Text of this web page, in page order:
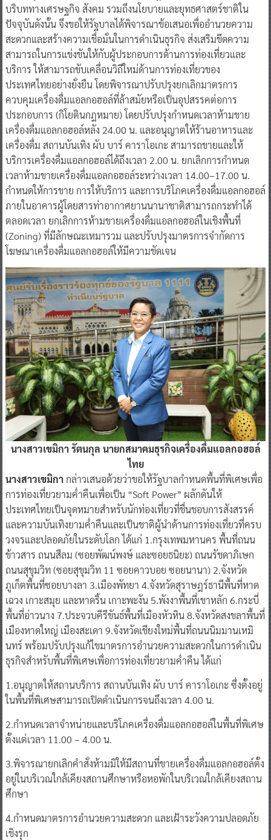
บริบททางเศรษฐกิจ สังคม รวมถึงนโยบายและยุทธศาสตร์ชาติใน
ปัจจุบันดังนั้น จึงขอให้รัฐบาลได้พิจารณาข้อเสนอเพื่ออำนวยความ
สะดวกและสร้างความเชื่อมั่นในการดำเนินธุรกิจ ส่งเสริมขีดความ
สามารถในการแข่งขันให้กับผู้ประกอบการด้านการท่องเที่ยวและ
บริการ ให้สามารถขับเคลื่อนวิถีใหม่ด้านการท่องเที่ยวของ
ประเทศไทยอย่างยั่งยืน โดยพิจารณาปรับปรุงยกเลิกมาตรการ
ควบคุมเครื่องดื่มแอลกอฮอล์ที่ล้าสมัยหรือเป็นอุปสรรคต่อการ
ประกอบการ (กิโยตินกฎหมาย) โดยปรับปรุงกำหนดเวลาห้ามขาย
เครื่องดื่มแอลกอฮอล์หลัง 24.00 น. และอนุญาตให้ร้านอาหารและ
เครื่องดื่ม สถานบันเทิง ผับ บาร์ คาราโอเกะ สามารถขายและให้
บริการเครื่องดื่มแอลกอฮอล์ได้ถึงเวลา 2.00 น. ยกเลิกการกำหนด
เวลาห้ามขายเครื่องดื่มแอลกอฮอล์ระหว่างเวลา 14.00–17.00 น.
กำหนดให้การขาย การให้บริการ และการบริโภคเครื่องดื่มแอลกอฮอล์
ภายในอาคารผู้โดยสารท่าอากาศยานนานาชาติสามารถกระทำได้
ตลอดเวลา ยกเลิกการห้ามขายเครื่องดื่มแอลกอฮอล์ในเชิงพื้นที่
(Zoning) ที่มีลักษณะเหมารวม และปรับปรุงมาตรการจำกัดการ
โฆษณาเครื่องดื่มแอลกอฮอล์ให้มีความชัดเจน
นางสาวเขมิกา รัตนกุล นายกสมาคมธุรกิจเครื่องดื่มแอลกอฮอล์
ไทย
นางสาวเขมิกากล่าวเสนอด้วยว่าขอให้รัฐบาลกำหนดพื้นที่พิเศษเพื่อ
การท่องเที่ยวยามค่ำคืนเพื่อเป็น “Soft Power” ผลักดันให้
ประเทศไทยเป็นจุดหมายสำหรับนักท่องเที่ยวที่ชื่นชอบการสังสรรค์
และความบันเทิงยามค่ำคืนและเป็นชาติผู้นำด้านการท่องเที่ยวที่ครบ
วงจรและปลอดภัยในระดับโลก ได้แก่ 1.กรุงเทพมหานคร พื้นที่ถนน
ข้าวสาร ถนนสีลม (ซอยพัฒน์พงษ์ และซอยธนิยะ) ถนนรัชดาภิเษก
ถนนสุขุมวิท (ซอยสุขุมวิท 11 ซอยคาวบอย ซอยนานา) 2.จังหวัด
ภูเก็ตพื้นที่ซอยบางลา 3.เมืองพัทยา 4.จังหวัดสุราษฎร์ธานีพื้นที่หาด
เฉวง เกาะสมุย และหาดริ้น เกาะพะงัน 5.พังงาพื้นที่เขาหลัก 6.กระบี่
พื้นที่อ่าวนาง 7.ประจวบคีรีขันธ์พื้นที่เมืองหัวหิน 8.จังหวัดสงขลาพื้นที่
เมืองหาดใหญ่ เมืองสะเดา 9.จังหวัดเชียงใหม่พื้นที่ถนนนิมมานเหมิ
นทร์ พร้อมปรับปรุงแก้ไขมาตรการอำนวยความสะดวกในการดำเนิน
ธุรกิจสำหรับพื้นที่พิเศษเพื่อการท่องเที่ยวยามค่ำคืน ได้แก่
1.อนุญาตให้สถานบริการ สถานบันเทิง ผับ บาร์ คาราโอเกะ ซึ่งตั้งอยู่
ในพื้นที่พิเศษสามารถเปิดดำเนินการจนถึงเวลา 4.00 น.
2.กำหนดเวลาจำหน่ายและบริโภคเครื่องดื่มแอลกอฮอล์ในพื้นที่พิเศษ
ตั้งแต่เวลา 11.00 – 4.00 น.
3.พิจารณายกเลิกคำสั่งห้ามมิให้มีสถานที่ขายเครื่องดื่มแอลกอฮอล์ตั้ง
อยู่ในบริเวณใกล้เคียงสถานศึกษาหรือหอพักในบริเวณใกล้เคียงสถาน
ศึกษา
4.กำหนดมาตรการอำนวยความสะดวก และเฝ้าระวังความปลอดภัย
เชิงรุก